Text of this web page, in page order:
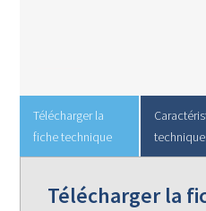
Télécharger la
fiche technique
Télécharger la